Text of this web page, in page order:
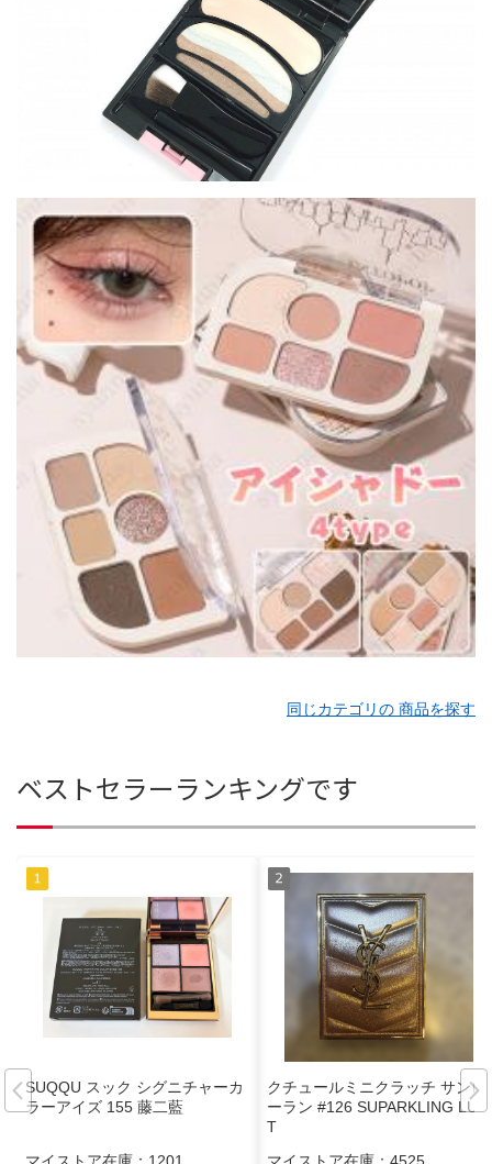
同じカテゴリの 商品を探す
ベストセラーランキングです
SUQQU スック シグニチャーカ
ラーアイズ 155 藤二藍
マイストア在庫： 1201
クチュールミニクラッチ サンロ
ーラン #126 SUPARKLING LUS
T
マイストア在庫： 4525